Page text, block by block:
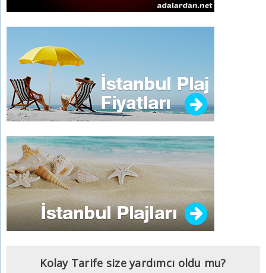
Kolay Tarife size yardımcı oldu mu?